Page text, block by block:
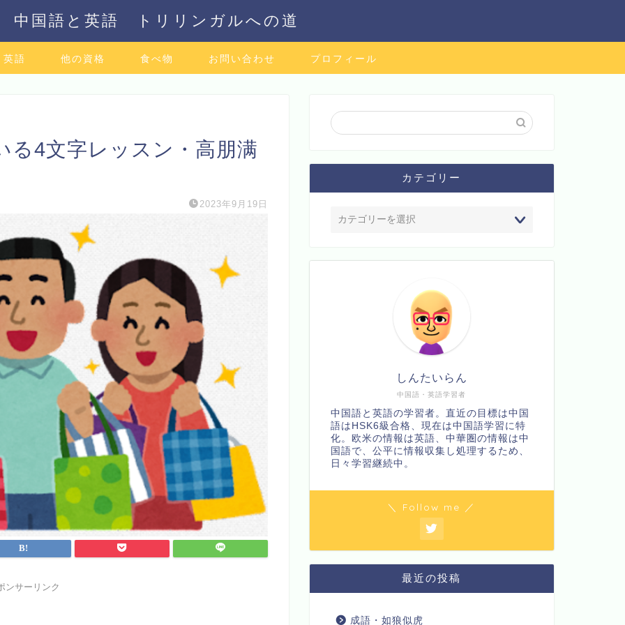
中国語と英語 トリリンガルへの道
英語 他の資格 食べ物 お問い合わせ プロフィール
4文字レッスン・高朋满
2023年9月19日
ンサーリンク
カテゴリー
中国語・英語学習者
しんたいらん
中国語と英語の学習者。直近の目標は中国
語はHSK6級合格、現在は中国語学習に特
化。欧米の情報は英語、中華圏の情報は中
国語で、公平に情報収集し処理するため、
日々学習継続中。
＼ Follow me ／
最近の投稿
成語・如狼似虎